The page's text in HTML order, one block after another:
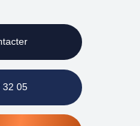
32 05